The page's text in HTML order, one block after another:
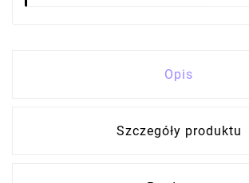
Opis
Szczegóły produktu